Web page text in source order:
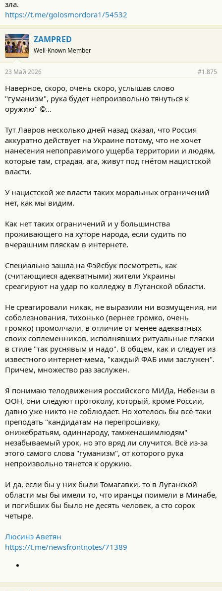
зла.
https://t.me/golosmordora1/54532
ZAMPRED
Well-Known Member
23 Май 2026 #1.875
Наверное, скоро, очень скоро, услышав слово
"гуманизм", рука будет непроизвольно тянуться к
оружию" ©...
Тут Лавров несколько дней назад сказал, что Россия
аккуратно действует на Украине потому, что не хочет
нанесения непоправимого ущерба территории и людям,
которые там, страдая, ага, живут под гнётом нацистской
власти.
У нацистской же власти таких моральных ограничений
нет, как мы видим.
Как нет таких ограничений и у большинства
проживающего на хуторе народа, если судить по
вчерашним пляскам в интернете.
Специально зашла на Фэйсбук посмотреть, как
(считающиеся адекватными) жители Украины
среагируют на удар по колледжу в Луганской области.
Не среагировали никак, не выразили ни возмущения, ни
соболезнования, тихонько (вернее громко, очень
громко) промолчали, в отличие от менее адекватных
своих соплеменников, исполнявших ритуальные пляски
в стиле "так руснявым и надо". В общем, как и следует из
известного интернет-мема, "каждый ФАБ ими заслужен".
Причем, множество раз заслужен.
Я понимаю телодвижения российского МИДа, Небензи в
ООН, они следуют протоколу, который, кроме России,
давно уже никто не соблюдает. Но хотелось бы всё-таки
преподать "кандидатам на перепрошивку,
онижебратьям, одиннароду, тамженашимлюдям"
незабываемый урок, но это вряд ли случится. Всё из-за
этого самого слова "гуманизм", от которого рука
непроизвольно тянется к оружию.
И да, если бы у них были Томагавки, то в Луганской
области мы бы имели то, что иранцы поимели в Минабе,
и погибших бы было не десять человек, а сто сорок
четыре.
Люсинэ Аветян
https://t.me/newsfrontnotes/71389